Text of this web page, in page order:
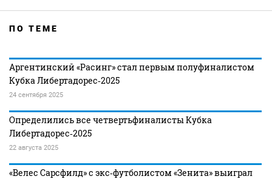
ПО ТЕМЕ
Аргентинский «Расинг» стал первым полуфиналистом
Кубка Либертадорес‑2025
24 сентября 2025
Определились все четвертьфиналисты Кубка
Либертадорес‑2025
22 августа 2025
«Велес Сарсфилд» с экс‑футболистом «Зенита» выиграл